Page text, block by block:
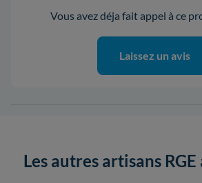
Vous avez déja fait appel à ce
Laissez un avis
Les autres artisans